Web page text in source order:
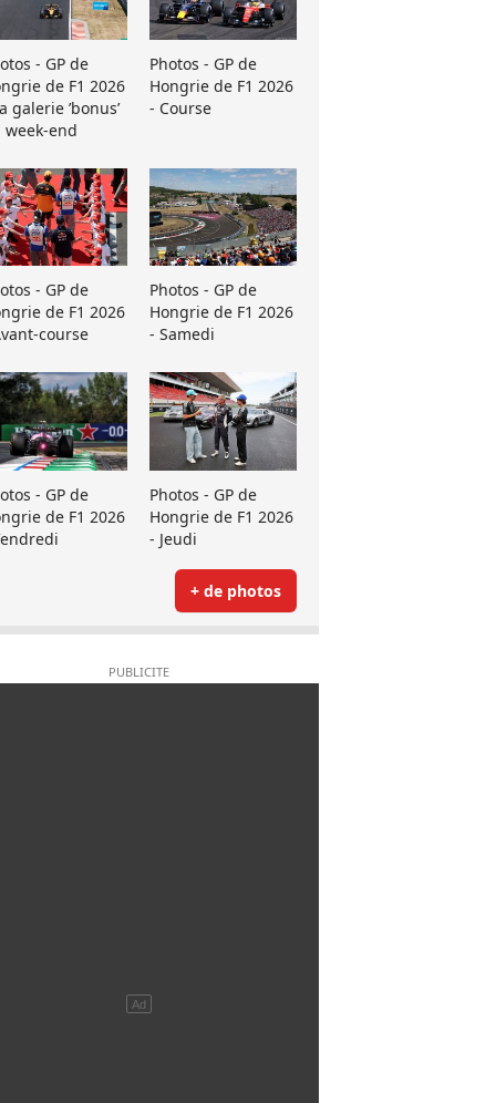
- GP de
de F1 2026
galerie ’bonus’
week-end
Photos - GP de
Hongrie de F1 2026
- Course
- GP de
de F1 2026
course
Photos - GP de
Hongrie de F1 2026
- Samedi
- GP de
de F1 2026
Photos - GP de
Hongrie de F1 2026
- Jeudi
+ de photos